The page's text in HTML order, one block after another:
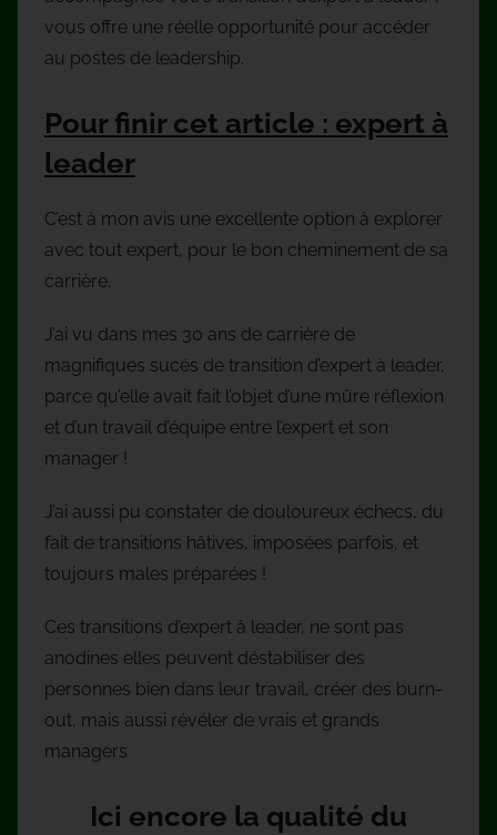
vous offre une réelle opportunité pour accéder
au postes de leadership.
Pour finir cet article : expert à
leader
C’est à mon avis une excellente option à explorer
avec tout expert, pour le bon cheminement de sa
carrière.
J’ai vu dans mes 30 ans de carrière de
magnifiques sucés de transition d’expert à leader,
parce qu’elle avait fait l’objet d’une mûre réflexion
et d’un travail d’équipe entre l’expert et son
manager !
J’ai aussi pu constater de douloureux échecs, du
fait de transitions hâtives, imposées parfois, et
toujours males préparées !
Ces transitions d’expert à leader, ne sont pas
anodines elles peuvent déstabiliser des
personnes bien dans leur travail, créer des burn-
out, mais aussi révéler de vrais et grands
managers
Ici encore la qualité du